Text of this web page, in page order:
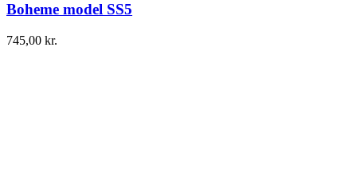
Boheme model SS5
745,00 kr.